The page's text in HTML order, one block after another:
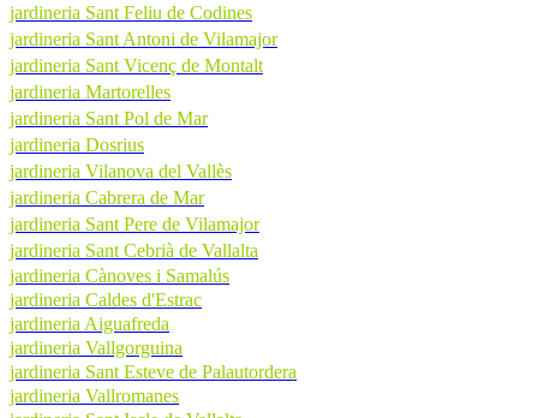
jardineria Sant Feliu de Codines
jardineria Sant Antoni de Vilamajor
jardineria Sant Vicenç de Montalt
jardineria Martorelles
jardineria Sant Pol de Mar
jardineria Dosrius
jardineria Vilanova del Vallès
jardineria Cabrera de Mar
jardineria Sant Pere de Vilamajor
jardineria Sant Cebrià de Vallalta
jardineria Cànoves i Samalús
jardineria Caldes d'Estrac
jardineria Aiguafreda
jardineria Vallgorguina
jardineria Sant Esteve de Palautordera
jardineria Vallromanes